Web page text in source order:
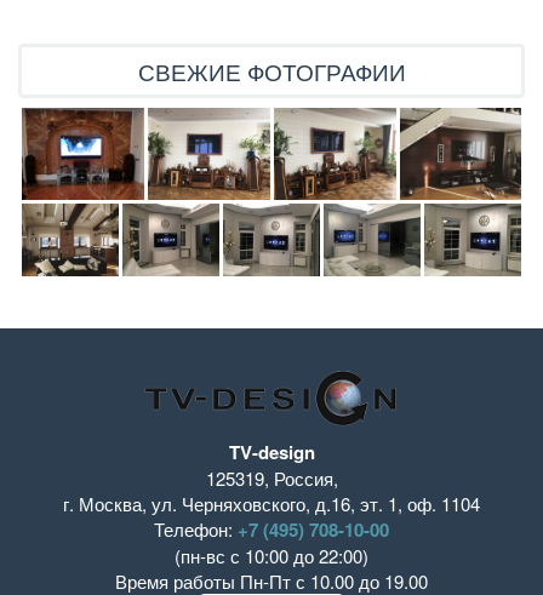
СВЕЖИЕ ФОТОГРАФИИ
TV-design
125319, Россия,
г. Москва, ул. Черняховского, д.16, эт. 1, оф. 1104
Телефон: +7 (495) 708-10-00
(пн-вс с 10:00 до 22:00)
Время работы Пн-Пт с 10.00 до 19.00